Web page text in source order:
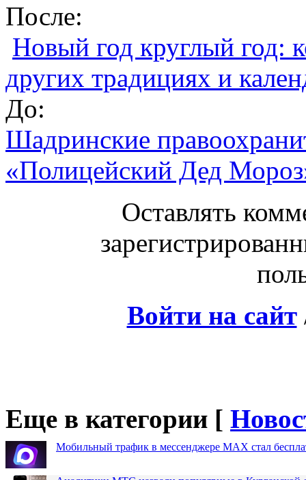
После:
Новый год круглый год:
других традициях и
До:
Шадринские
«Полицейский Дед
Оставлять
Войти на сайт
Еще в категории [
Мобильный трафик в мессенджере MAX стал